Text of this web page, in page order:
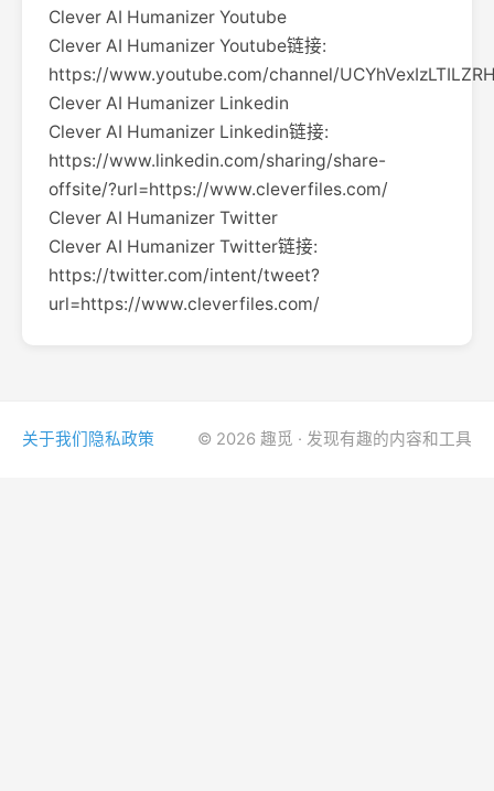
Clever AI Humanizer Youtube
Clever AI Humanizer Youtube链接:
https://www.youtube.com/channel/
Clever AI Humanizer Linkedin
Clever AI Humanizer Linkedin链接:
https://www.linkedin.com/sharing/share-
offsite/?url=https://www.cleverfiles.com/
Clever AI Humanizer Twitter
Clever AI Humanizer Twitter链接:
https://twitter.com/intent/tweet?
url=https://www.cleverfiles.com/
关于我们 隐私政策 © 2026 趣觅 · 发现有趣的内容和工具